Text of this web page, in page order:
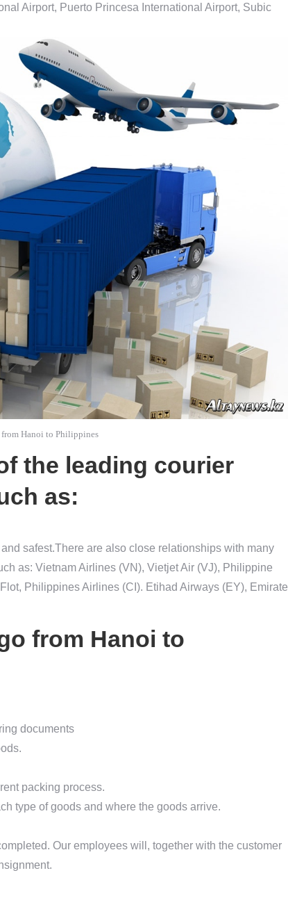
Airport, Puerto Princesa International Airport, Subic
Hanoi to Philippines
the leading courier
as:
safest.There are also close relationships with many
as: Vietnam Airlines (VN), Vietjet Air (VJ), Philippine
Philippines Airlines (CI). Etihad Airways (EY), Emirate
from Hanoi to
documents
packing process.
type of goods and where the goods arrive.
Our employees will, together with the customer